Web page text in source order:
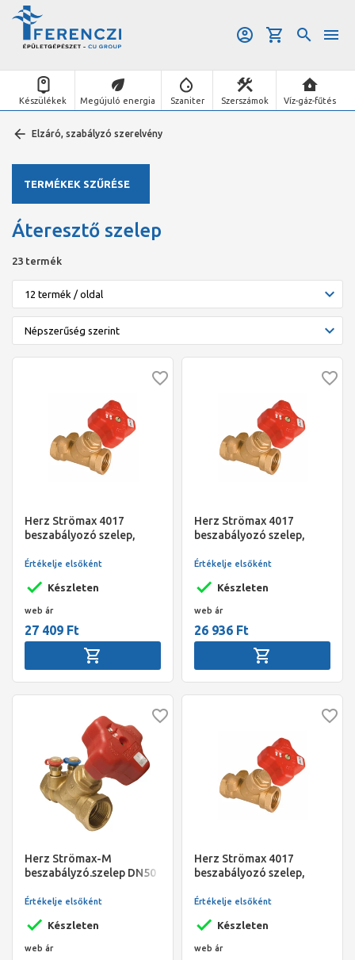
Készülékek Megújuló energia Szaniter Szerszámok Víz-gáz-fűtés
Elzáró, szabályzó szerelvény
Áteresztő szelep
23 termék
Herz Strömax 4017
beszabályozó szelep,
nélkül, R 5/4" Kvs:13,3
Készleten
Értékelje elsőként
web ár
27 409 Ft
Herz Strömax 4017
beszabályozó szelep,
nélkül, R 1" Kvs:6,5
Készleten
Értékelje elsőként
web ár
26 936 Ft
Herz Strömax-M
beszabályzó.szelep DN50
jelleggörbe
Készleten
Értékelje elsőként
web ár
Herz Strömax 4017
beszabályozó szelep,
nélkül, R 6/4" Kvs:18,5
Készleten
Értékelje elsőként
web ár
TERMÉKEK SZŰRÉSE